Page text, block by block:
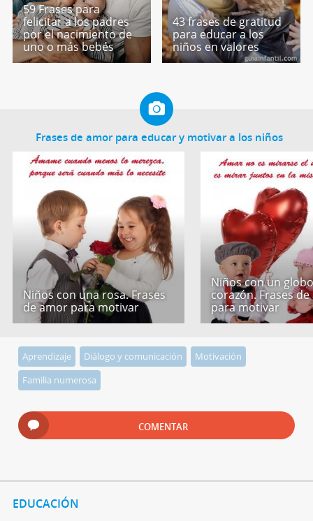
59 Frases para
felicitar a los padres
por el nacimiento de
uno o más bebés
43 frases de gratitud
para educar a los
niños en valores
Frases de amor para educar y motivar a los niños
Niños con una rosa. Frases
de amor para motivar
Niños con un
corazón. Frases
para motivar
Aprendizaje Diálogo y comunicación
Motivación
Familia numerosa
COMENTAR
EDUCACIÓN